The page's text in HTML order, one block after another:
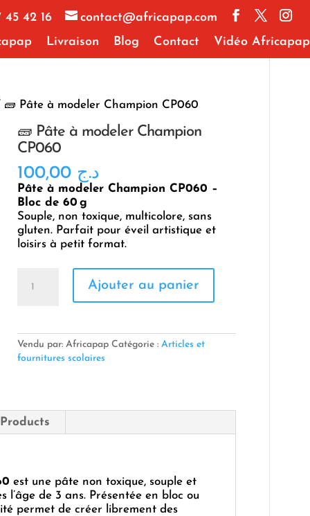
45 42 16
contact@africapap.com
Livraison Blog Contact Vidéo Africapap
Pâte à modeler Champion CP060
🧱 Pâte à modeler Champion
CP060
د.ج 100,00
Pâte à modeler Champion CP060 –
Bloc de 60 g
Souple, non toxique, multicolore, sans
gluten. Parfait pour éveil artistique et
loisirs à petit format.
modeler
Champion
Ajouter au panier
Vendu par: Africapap Catégorie : Articles et
fournitures scolaires
est une pâte non toxique, souple et
de 3 ans. Présentée en bloc ou
permet de créer librement des